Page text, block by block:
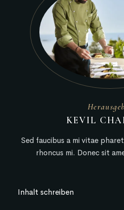
KEVIL
Sed faucibus a mi vitae
rhoncus mi. Donec sit